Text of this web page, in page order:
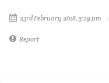
23rd February 2018, 5:29 pm
Report